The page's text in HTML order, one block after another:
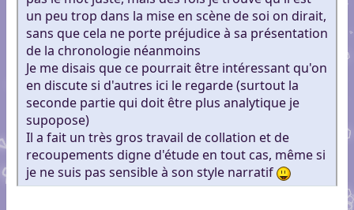
un peu trop dans la mise en scène de soi on dirait,
sans que cela ne porte préjudice à sa présentation
de la chronologie néanmoins
Je me disais que ce pourrait être intéressant qu'on
en discute si d'autres ici le regarde (surtout la
seconde partie qui doit être plus analytique je
supopose)
Il a fait un très gros travail de collation et de
recoupements digne d'étude en tout cas, même si
je ne suis pas sensible à son style narratif